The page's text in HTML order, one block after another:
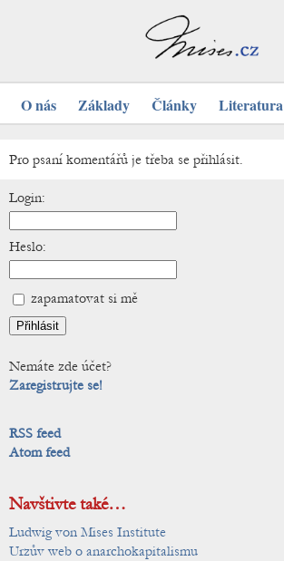
O nás Základy Články Literatura
Pro psaní komentářů je třeba se přihlásit.
Login:
Heslo:
zapamatovat si mě
Nemáte zde účet?
Zaregistrujte se!
RSS feed
Atom feed
Navštivte také…
Ludwig von Mises Institute
Urzův web o anarchokapitalismu